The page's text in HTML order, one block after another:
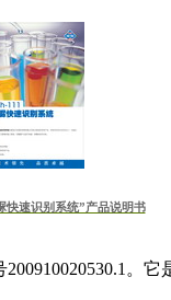
快速识别系统”产品说明书
。